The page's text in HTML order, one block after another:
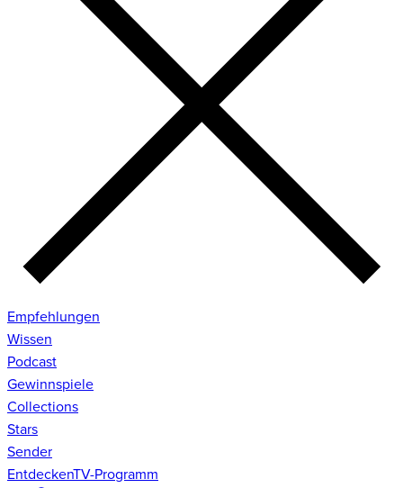
Empfehlungen
Wissen
Podcast
Gewinnspiele
Collections
Stars
Sender
EntdeckenTV-Programm